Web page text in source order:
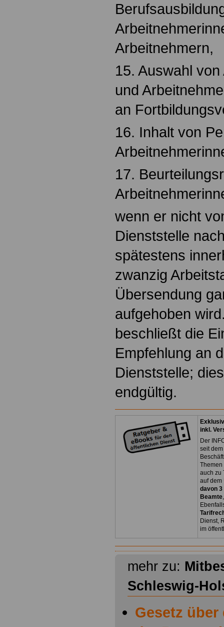
Arbeitnehmern,
15. Auswahl
und
an
16. Inhalt von
17.
wenn er nicht
Dienststelle
spätestens
zwanzig
Übersendung
aufgehoben
beschließt die
Empfehlung an
Dienststelle;
endgültig.
inkl.
Der
seit
Themen
auch zu
auf dem
davon 3
Beamte
Dienst,
im
mehr zu:
Schleswig-
Gesetz